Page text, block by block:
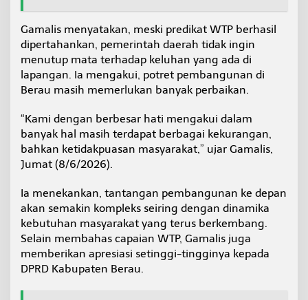
n
a
S
e
m
k
n
K
p
e
k
s
Gamalis menyatakan, meski predikat WTP berhasil
dipertahankan, pemerintah daerah tidak ingin
menutup mata terhadap keluhan yang ada di
lapangan. Ia mengakui, potret pembangunan di
Berau masih memerlukan banyak perbaikan.
“Kami dengan berbesar hati mengakui dalam
banyak hal masih terdapat berbagai kekurangan,
bahkan ketidakpuasan masyarakat,” ujar Gamalis,
Jumat (8/6/2026).
Ia menekankan, tantangan pembangunan ke depan
akan semakin kompleks seiring dengan dinamika
kebutuhan masyarakat yang terus berkembang.
Selain membahas capaian WTP, Gamalis juga
memberikan apresiasi setinggi-tingginya kepada
DPRD Kabupaten Berau.